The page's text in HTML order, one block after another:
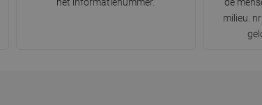
milieu.